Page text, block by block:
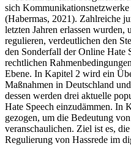
sich
(Habermas, 2021). Zahlreiche
letzten Jahren erlassen wurden,
regulieren, verdeutlichen den
den Sonderfall der Online Hate
rechtlichen
Ebene. In Kapitel 2 wird ein
Maßnahmen in Deutschland
dessen werden drei aktuelle
Hate Speech einzudämmen. In
gezogen, um die Bedeutung
veranschaulichen. Ziel ist es,
Regulierung von Hassrede im